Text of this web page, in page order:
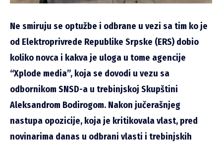
Ne smiruju se optužbe i odbrane u vezi sa tim ko je
od Elektroprivrede Republike Srpske (ERS) dobio
koliko novca i kakva je uloga u tome agencije
“Xplode media”, koja se dovodi u vezu sa
odbornikom SNSD-a u trebinjskoj Skupštini
Aleksandrom Bodirogom. Nakon jučerašnjeg
nastupa opozicije, koja je kritikovala vlast, pred
novinarima danas u odbrani vlasti i trebinjskih